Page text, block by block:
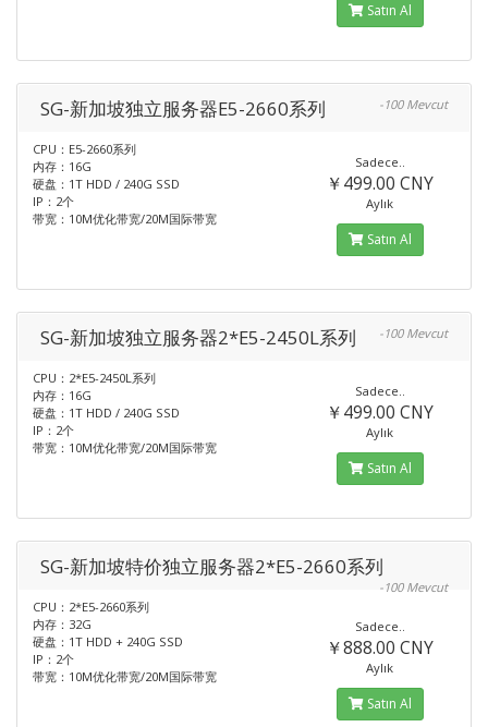
Satın Al
SG-新加坡独立服务器E5-2660系列 -100 Mevcut
CPU：E5-2660系列
内存：16G
硬盘：1T HDD / 240G SSD
IP：2个
带宽：10M优化带宽/20M国际带宽
Sadece..
￥499.00 CNY
Aylık
Satın Al
SG-新加坡独立服务器2*E5-2450L系列 -100 Mevcut
CPU：2*E5-2450L系列
内存：16G
硬盘：1T HDD / 240G SSD
IP：2个
带宽：10M优化带宽/20M国际带宽
Sadece..
￥499.00 CNY
Aylık
Satın Al
SG-新加坡特价独立服务器2*E5-2660系列
-100 Mevcut
CPU：2*E5-2660系列
内存：32G
硬盘：1T HDD + 240G SSD
IP：2个
带宽：10M优化带宽/20M国际带宽
Sadece..
￥888.00 CNY
Aylık
Satın Al